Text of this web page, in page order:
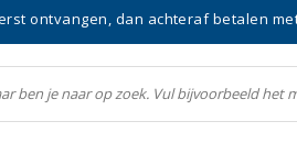
ontvangen, dan achteraf betalen